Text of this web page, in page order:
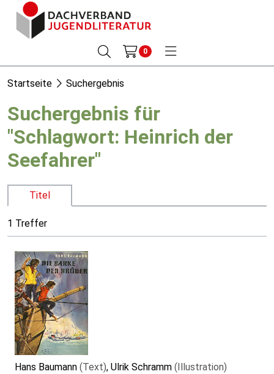
0
Startseite Suchergebnis
Suchergebnis für
"Schlagwort: Heinrich der
Seefahrer"
Titel
1 Treffer
Hans Baumann (Text), Ulrik Schramm (Illustration)